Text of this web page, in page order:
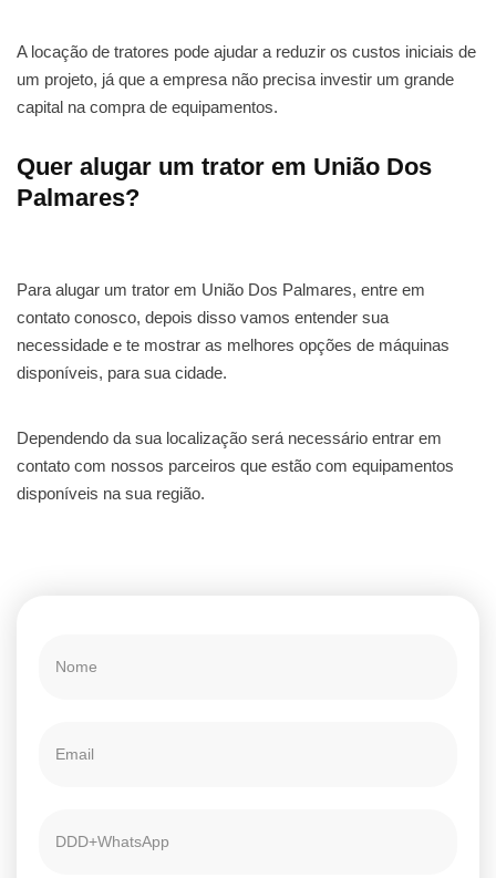
A locação de tratores pode ajudar a reduzir os custos iniciais de
um projeto, já que a empresa não precisa investir um grande
capital na compra de equipamentos.
Quer alugar um trator em União Dos
Palmares?
Para alugar um trator em União Dos Palmares, entre em
contato conosco, depois disso vamos entender sua
necessidade e te mostrar as melhores opções de máquinas
disponíveis, para sua cidade.
Dependendo da sua localização será necessário entrar em
contato com nossos parceiros que estão com equipamentos
disponíveis na sua região.